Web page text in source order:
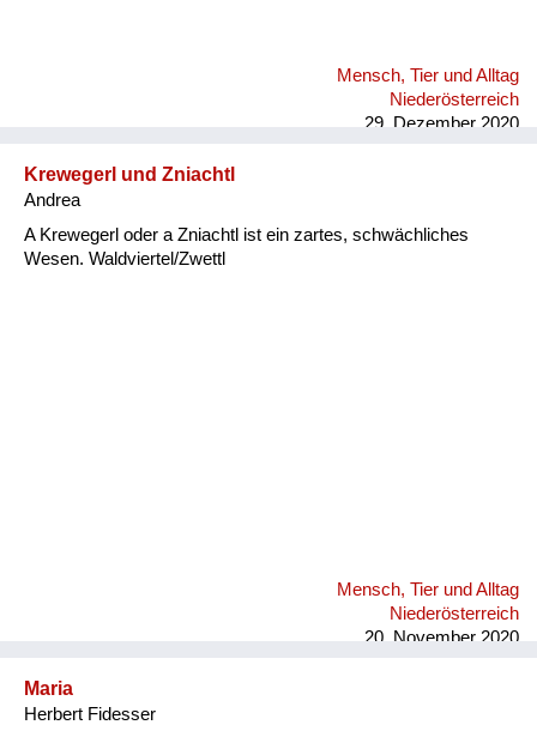
Mensch, Tier und Alltag
Niederösterreich
29. Dezember 2020
Krewegerl und Zniachtl
Andrea
A Krewegerl oder a Zniachtl ist ein zartes, schwächliches
Wesen. Waldviertel/Zwettl
Mensch, Tier und Alltag
Niederösterreich
20. November 2020
Maria
Herbert Fidesser